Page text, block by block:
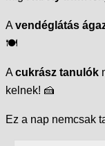
A vendéglátás
🍽️
A cukrász tanulók
kelnek! 🍰
Ez a nap nemcsak